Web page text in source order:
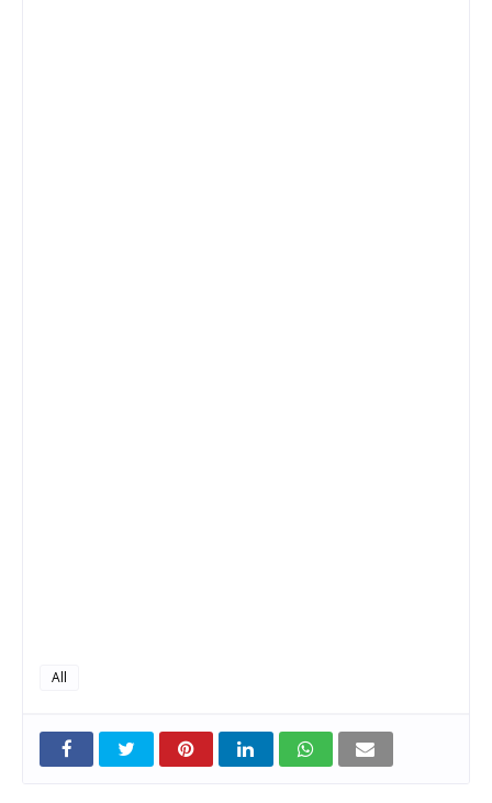
All